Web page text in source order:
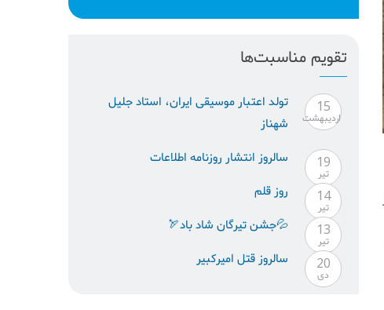
تقویم مناسبت‌ها
15
ارديبهشت
تولد اعتبار موسيقى ايران، استاد جليل
شهناز
19
تیر
سالروز انتشار روزنامه اطلاعات
14
تیر
روز قلم
13
تیر
💦جشن تیرگان شاد باد🏹
20
دی
سالروز قتل امیرکبیر